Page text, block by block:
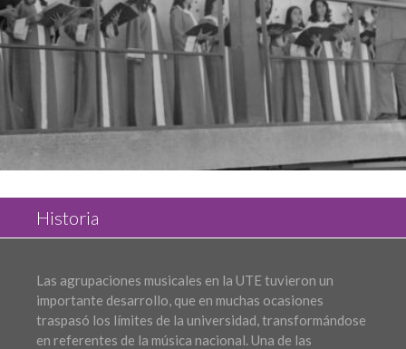
Historia
Las agrupaciones musicales en la UTE tuvieron un
importante desarrollo, que en muchas ocasiones
traspasó los límites de la universidad, transformándose
en referentes de la música nacional. Una de las